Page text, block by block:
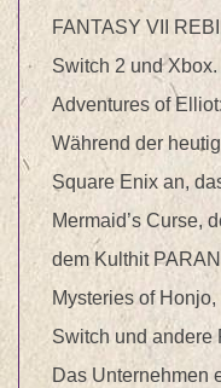
FANTASY VII
Switch 2 und
Adventures of
Während der
Square Enix an,
Mermaid’s Curse,
dem Kulthit
Mysteries of
Switch und andere
Das Unternehmen